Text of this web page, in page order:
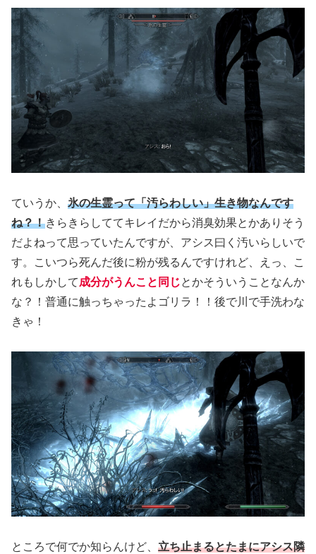
ていうか、 氷の生霊って「汚らわしい」生き物なんです
ね？！きらきらしててキレイだから消臭効果とかありそう
だよねって思っていたんですが、アシス曰く汚いらしいで
す。こいつら死んだ後に粉が残るんですけれど、えっ、こ
れもしかして成分がうんこと同じとかそういうことなんか
な？！普通に触っちゃったよゴリラ！！後で川で手洗わな
きゃ！
ところで何でか知らんけど、 立ち止まるとたまにアシス隣